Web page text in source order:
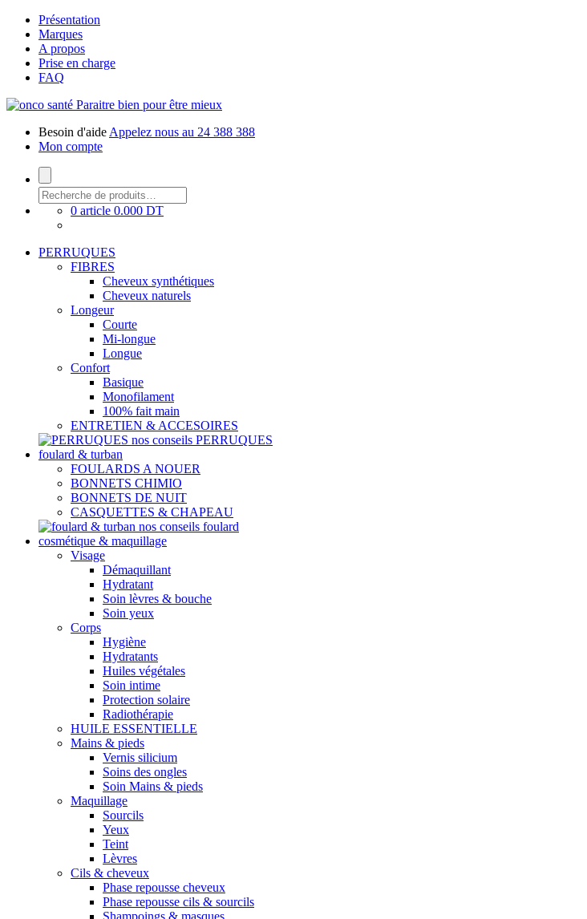
Présentation
Marques
A propos
Prise en charge
FAQ
Paraitre bien pour être mieux
Besoin d'aide Appelez nous au 24 388 388
Mon compte
0 article 0.000 DT
PERRUQUES
FIBRES
Cheveux synthétiques
Cheveux naturels
Longeur
Courte
Mi-longue
Longue
Confort
Basique
Monofilament
100% fait main
ENTRETIEN & ACCESOIRES
nos conseils PERRUQUES
foulard & turban
FOULARDS A NOUER
BONNETS CHIMIO
BONNETS DE NUIT
CASQUETTES & CHAPEAU
nos conseils foulard
cosmétique & maquillage
Visage
Démaquillant
Hydratant
Soin lèvres & bouche
Soin yeux
Corps
Hygiène
Hydratants
Huiles végétales
Soin intime
Protection solaire
Radiothérapie
HUILE ESSENTIELLE
Mains & pieds
Vernis silicium
Soins des ongles
Soin Mains & pieds
Maquillage
Sourcils
Yeux
Teint
Lèvres
Cils & cheveux
Phase repousse cheveux
Phase repousse cils & sourcils
Shampoings & masques